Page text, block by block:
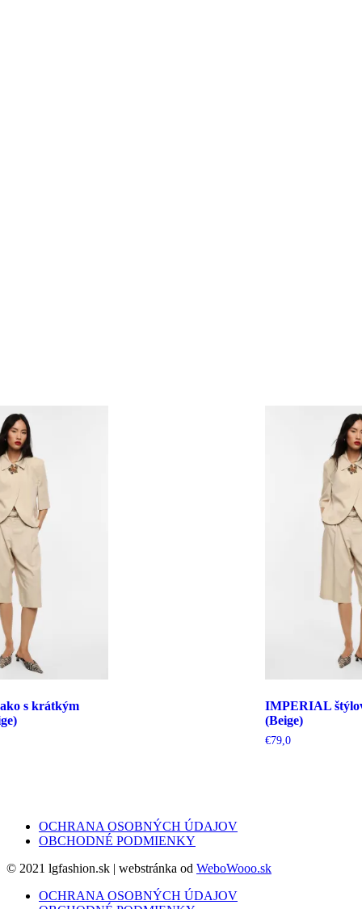
s krátkým
IMPERIAL
(Beige)
€79,0
OCHRANA OSOBNÝCH ÚDAJOV
OBCHODNÉ PODMIENKY
© 2021 lgfashion.sk | webstránka od WeboWooo.sk
OCHRANA OSOBNÝCH ÚDAJOV